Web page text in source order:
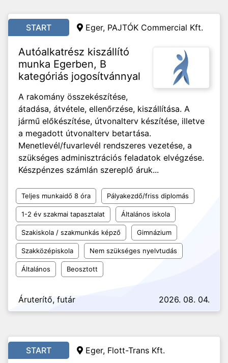
START Eger, PAJTÓK Commercial Kft.
Autóalkatrész kiszállító
munka Egerben, B
kategóriás jogosítvánnyal
A rakomány összekészítése,
átadása, átvétele, ellenőrzése, kiszállítása. A
jármű előkészítése, útvonalterv készítése, illetve
a megadott útvonalterv betartása.
Menetlevél/fuvarlevél rendszeres vezetése, a
szükséges adminisztrációs feladatok elvégzése.
Készpénzes számlán szereplő áruk...
Teljes munkaidő 8 óra Pályakezdő/friss diplomás
1-2 év szakmai tapasztalat Általános iskola
Szakiskola / szakmunkás képző Gimnázium
Szakközépiskola Nem szükséges nyelvtudás
Általános Beosztott
Áruterítő, futár 2026. 08. 04.
START Eger, Flott-Trans Kft.